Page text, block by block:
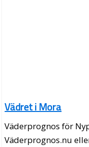
Vädret i Mora
Väderprognos för
Väderprognos.nu